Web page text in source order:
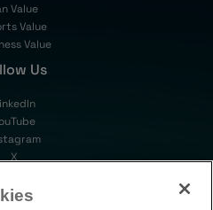
Value
Value
Value
Us
X